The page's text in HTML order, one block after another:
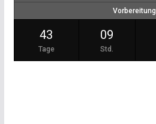
Vorbereitung
43
Tage
09
Std.